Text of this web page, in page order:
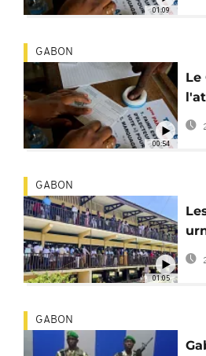
01:09
00:54
GABON
Le
01:05
GABON
GABON